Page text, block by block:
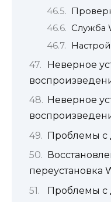
Служба
Неверное
Неверное
Проблемы с
переустановка
Проблемы с